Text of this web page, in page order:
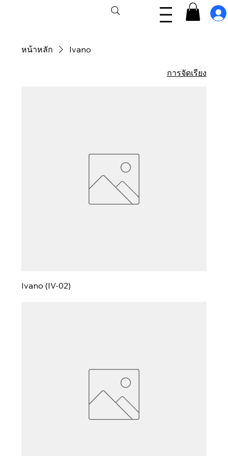
หน้าหลัก Ivano
การจัดเรียง
Ivano (IV-02)